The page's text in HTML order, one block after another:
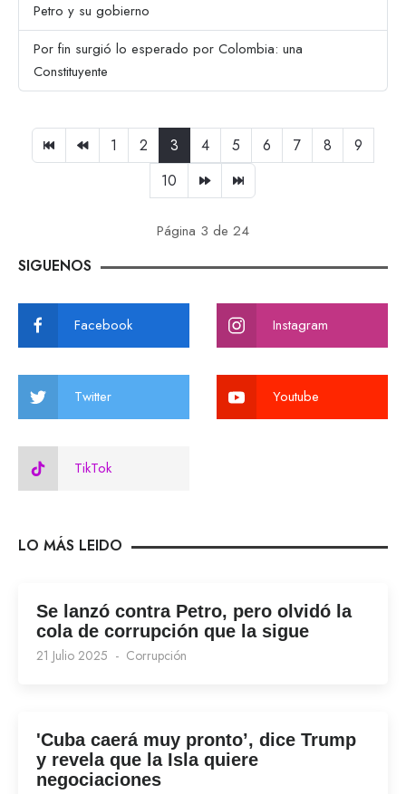
Petro y su gobierno
Por fin surgió lo esperado por Colombia: una
Constituyente
1 2 3 4 5 6 7 8
9
10
Página 3 de 24
SIGUENOS
Facebook Instagram
Twitter Youtube
TikTok
LO MÁS LEIDO
Se lanzó contra Petro, pero olvidó la
cola de corrupción que la sigue
21 Julio 2025 Corrupción
'Cuba caerá muy pronto’, dice Trump
y revela que la Isla quiere
negociaciones